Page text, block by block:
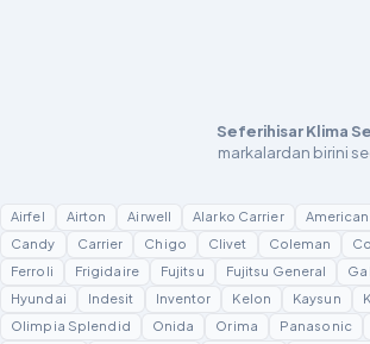
Seferihisar Klima
markalardan birini
Airfel Airton Airwell Alarko Carrier
Candy
Carrier Chigo Clivet Coleman
Ferroli
Frigidaire Fujitsu Fujitsu General
Hyundai
Indesit Inventor Kelon Kaysun
Olimpia Splendid
Onida Orima Panasonic